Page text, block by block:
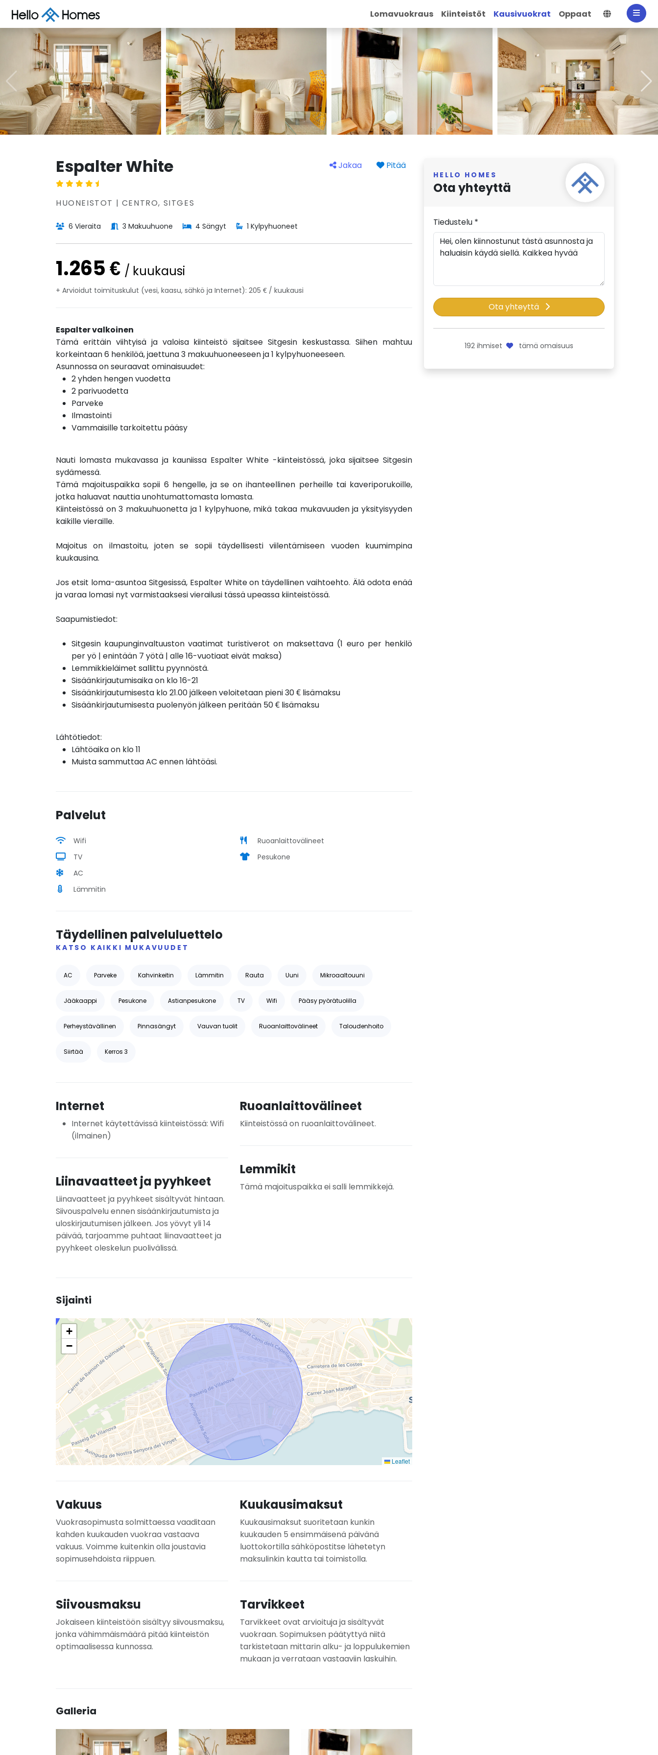
Lomavuokraus Kiinteistöt Kausivuokrat Oppaat Valitse
Espalter White Jakaa Pitää
HUONEISTOT | CENTRO, SITGES
6 Vieraita 3 Makuuhuone 4 Sängyt 1 Kylpyhuoneet
1.265 € / kuukausi
+ Arvioidut toimituskulut (vesi, kaasu, sähkö ja Internet): 205 € / kuukausi
Espalter valkoinen
Tämä erittäin viihtyisä ja valoisa kiinteistö sijaitsee Sitgesin keskustassa. Siihen mahtuu
korkeintaan 6 henkilöä, jaettuna 3 makuuhuoneeseen ja 1 kylpyhuoneeseen.
Asunnossa on seuraavat ominaisuudet:
2 yhden hengen vuodetta
2 parivuodetta
Parveke
Ilmastointi
Vammaisille tarkoitettu pääsy
Nauti lomasta mukavassa ja kauniissa Espalter White -kiinteistössä, joka sijaitsee Sitgesin
sydämessä.
Tämä majoituspaikka sopii 6 hengelle, ja se on ihanteellinen perheille tai kaveriporukoille,
jotka haluavat nauttia unohtumattomasta lomasta.
Kiinteistössä on 3 makuuhuonetta ja 1 kylpyhuone, mikä takaa mukavuuden ja yksityisyyden
kaikille vieraille.
Majoitus on ilmastoitu, joten se sopii täydellisesti viilentämiseen vuoden kuumimpina
kuukausina.
Jos etsit loma-asuntoa Sitgesissä, Espalter White on täydellinen vaihtoehto. Älä odota enää
ja varaa lomasi nyt varmistaaksesi vierailusi tässä upeassa kiinteistössä.
Saapumistiedot:
Sitgesin kaupunginvaltuuston vaatimat turistiverot on maksettava (1 euro per henkilö
per yö | enintään 7 yötä | alle 16-vuotiaat eivät maksa)
Lemmikkieläimet sallittu pyynnöstä.
Sisäänkirjautumisaika on klo 16-21
Sisäänkirjautumisesta klo 21.00 jälkeen veloitetaan pieni 30 € lisämaksu
Sisäänkirjautumisesta puolenyön jälkeen peritään 50 € lisämaksu
Lähtötiedot:
Lähtöaika on klo 11
Muista sammuttaa AC ennen lähtöäsi.
Palvelut
Wifi
TV
AC
Lämmitin
Ruoanlaittovälineet
Pesukone
Täydellinen palveluluettelo
KATSO KAIKKI MUKAVUUDET
AC Parveke Kahvinkeitin Lämmitin Rauta Uuni Mikroaaltouuni
Jääkaappi Pesukone Astianpesukone TV Wifi Pääsy pyörätuolilla
Perheystävällinen Pinnasängyt Vauvan tuolit Ruoanlaittovälineet Taloudenhoito
Siirtää Kerros 3
Internet
Internet käytettävissä kiinteistössä: Wifi
(ilmainen)
Liinavaatteet ja pyyhkeet
Liinavaatteet ja pyyhkeet sisältyvät hintaan.
Siivouspalvelu ennen sisäänkirjautumista ja
uloskirjautumisen jälkeen. Jos yövyt yli 14
päivää, tarjoamme puhtaat liinavaatteet ja
pyyhkeet oleskelun puolivälissä.
Ruoanlaittovälineet
Kiinteistössä on ruoanlaittovälineet.
Lemmikit
Tämä majoituspaikka ei salli lemmikkejä.
Sijainti
+
−
Leaflet
Vakuus
Vuokrasopimusta solmittaessa vaaditaan
kahden kuukauden vuokraa vastaava
vakuus. Voimme kuitenkin olla joustavia
sopimusehdoista riippuen.
Siivousmaksu
Jokaiseen kiinteistöön sisältyy siivousmaksu,
jonka vähimmäismäärä pitää kiinteistön
optimaalisessa kunnossa.
Kuukausimaksut
Kuukausimaksut suoritetaan kunkin
kuukauden 5 ensimmäisenä päivänä
luottokortilla sähköpostitse lähetetyn
maksulinkin kautta tai toimistolla.
Tarvikkeet
Tarvikkeet ovat arvioituja ja sisältyvät
vuokraan. Sopimuksen päätyttyä niitä
tarkistetaan mittarin alku- ja loppulukemien
mukaan ja verrataan vastaaviin laskuihin.
Galleria
HELLO HOMES
Ota yhteyttä
Tiedustelu *
Ota yhteyttä
192 ihmiset tämä omaisuus